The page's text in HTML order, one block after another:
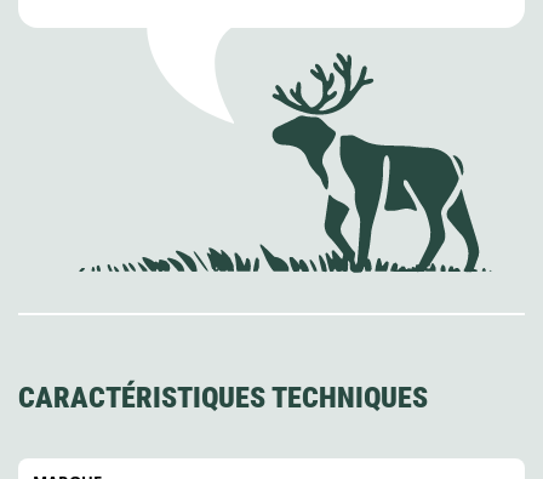
CARACTÉRISTIQUES TECHNIQUES